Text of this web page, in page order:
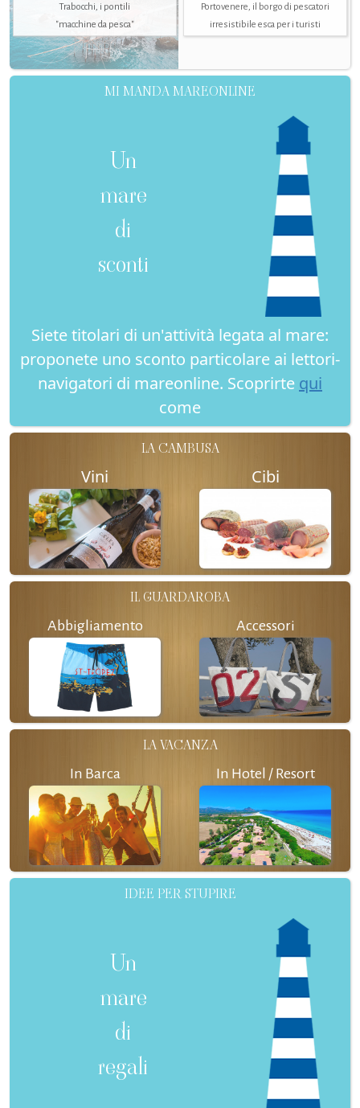
Trabocchi, i pontili
"macchine da pesca"
Portovenere, il borgo di pescatori
irresistibile esca per i turisti
MI MANDA MAREONLINE
Un
mare
di
sconti
Siete titolari di un'attività legata al mare:
proponete uno sconto particolare ai lettori-
navigatori di mareonline. Scoprirte qui
come
LA CAMBUSA
Vini Cibi
IL GUARDAROBA
Abbigliamento Accessori
LA VACANZA
In Barca In Hotel / Resort
IDEE PER STUPIRE
Un
mare
di
regali